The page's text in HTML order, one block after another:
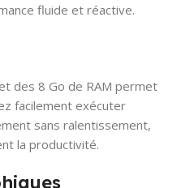
fluide et réactive.
des 8 Go de RAM permet
facilement exécuter
sans ralentissement,
la productivité.